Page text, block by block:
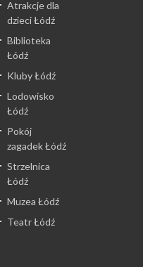
Atrakcje dla
dzieci Łódź
Biblioteka
Łódź
Kluby Łódź
Lodowisko
Łódź
Pokój
zagadek Łódź
Strzelnica
Łódź
Muzea Łódź
Teatr Łódź